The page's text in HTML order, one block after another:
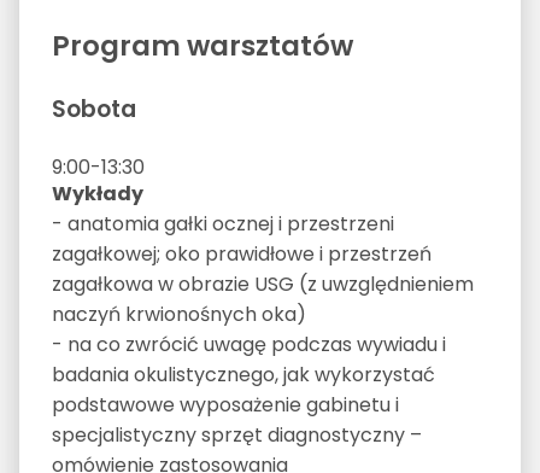
Program warsztatów
Sobota
9:00-13:30
Wykłady
- anatomia gałki ocznej i przestrzeni
zagałkowej; oko prawidłowe i przestrzeń
zagałkowa w obrazie USG (z uwzględnieniem
naczyń krwionośnych oka)
- na co zwrócić uwagę podczas wywiadu i
badania okulistycznego, jak wykorzystać
podstawowe wyposażenie gabinetu i
specjalistyczny sprzęt diagnostyczny –
omówienie zastosowania